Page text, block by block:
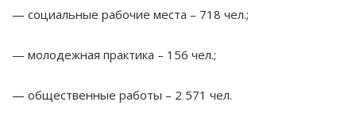
— социальные рабочие места – 718 чел.;
— молодежная практика – 156 чел.;
— общественные работы – 2 571 чел.